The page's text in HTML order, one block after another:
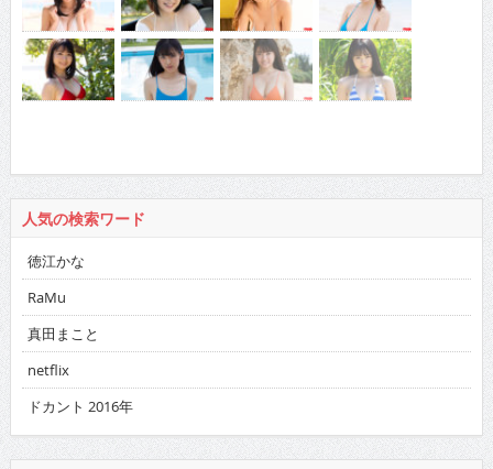
人気の検索ワード
徳江かな
RaMu
真田まこと
netflix
ドカント 2016年